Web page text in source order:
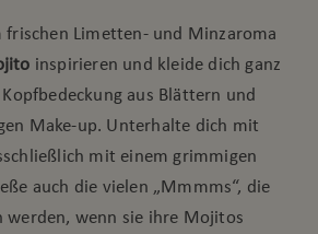
frischen Limetten- und Minzaroma
inspirieren und kleide dich ganz
aus Blättern und
Make-up. Unterhalte dich mit
mit einem grimmigen
auch die vielen „Mmmms“, die
werden, wenn sie ihre Mojitos